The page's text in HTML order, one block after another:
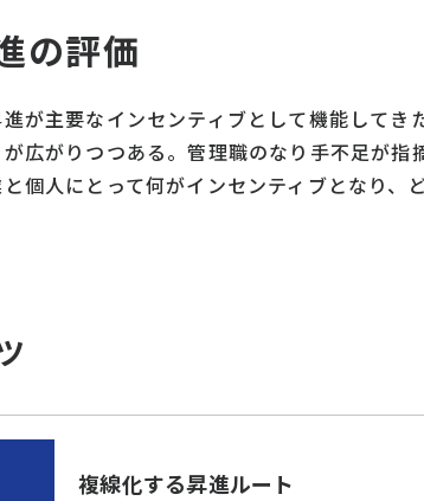
の評価
が主要なインセンティブとして機能してき
広がりつつある。管理職のなり手不足が
個人にとって何がインセンティブとなり、
複線化する昇進ルート